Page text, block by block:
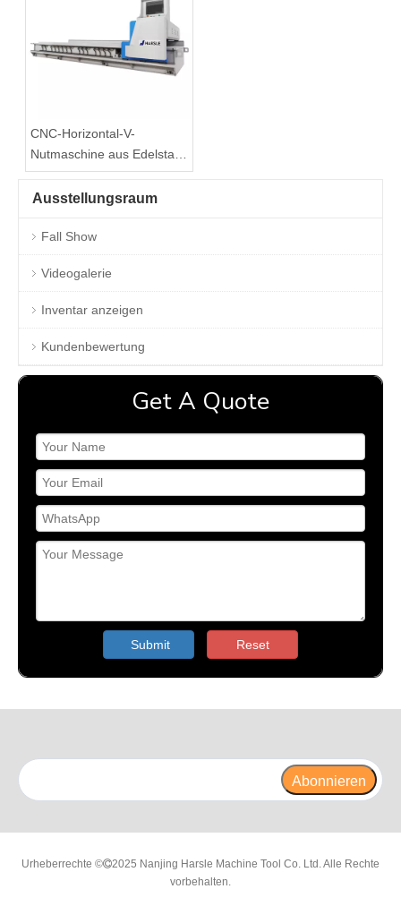
CNC-Horizontal-V-
Nutmaschine aus Edelstahl
für die Metallbearbeitung
Ausstellungsraum
Fall Show
Videogalerie
Inventar anzeigen
Kundenbewertung
Get A Quote
Submit Reset
Abonnieren
Urheberrechte ©2025 Nanjing Harsle Machine Tool Co. Ltd. Alle Rechte
vorbehalten.